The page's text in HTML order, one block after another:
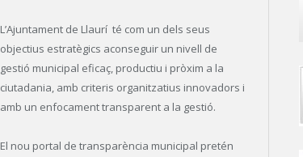
L’Ajuntament de Llaurí té com un dels seus
objectius estratègics aconseguir un nivell de
gestió municipal eficaç, productiu i pròxim a la
ciutadania, amb criteris organitzatius innovadors i
amb un enfocament transparent a la gestió.
El nou portal de transparència municipal pretén